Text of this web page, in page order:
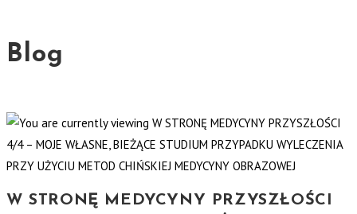
Blog
W STRONĘ MEDYCYNY PRZYSZŁOŚCI